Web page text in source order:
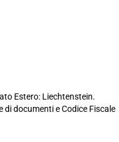
Estero: Liechtenstein.
di documenti e Codice Fiscale